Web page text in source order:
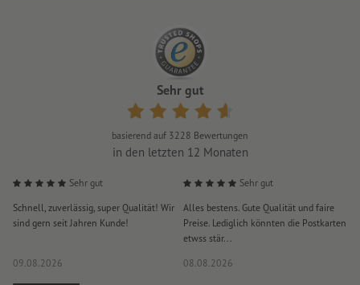
Sehr gut
basierend auf 3228 Bewertungen
in den letzten 12 Monaten
Sehr gut
Schnell, zuverlässig, super Qualität! Wir
sind gern seit Jahren Kunde!
09.08.2026
Sehr gut
Alles bestens. Gute Qualität und faire
Preise. Lediglich könnten die Postkarten
etwss stär...
08.08.2026